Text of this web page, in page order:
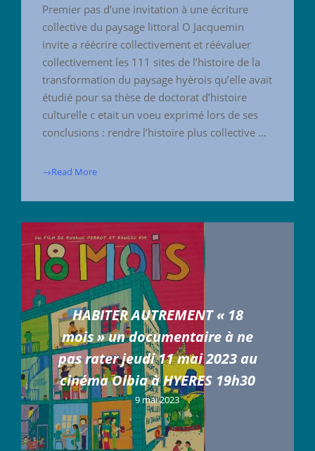
Premier pas d’une invitation à une écriture
collective du paysage littoral O Jacquemin
invite a réécrire collectivement et réévaluer
collectivement les 111 sites de l’histoire de la
transformation du paysage hyèrois qu’elle avait
étudié pour sa thèse de doctorat d’histoire
culturelle c etait un voeu exprimé lors de ses
conclusions : rendre l’histoire plus collective …
→Read More
HABITER AUTREMENT « 18
mois » un documentaire à ne
pas rater jeudi 11 mai 2023 au
cinéma Olbia à HYERES 19h30
9 mai 2023